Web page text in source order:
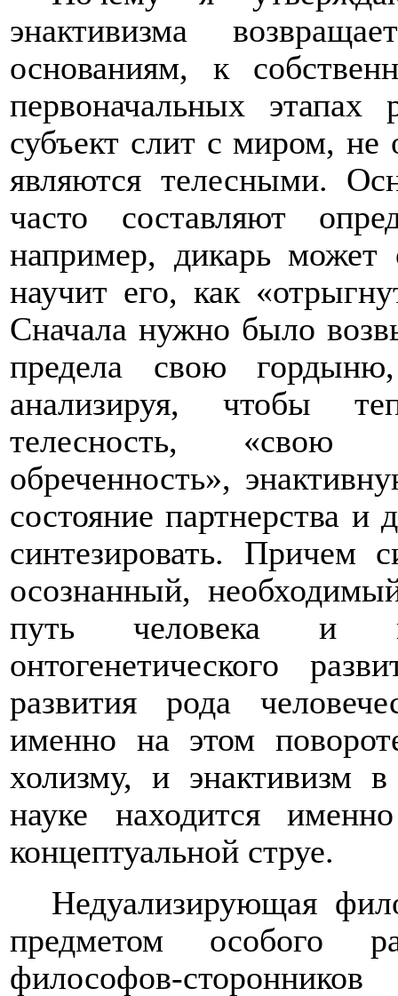
энактивизма
основаниям, к
первоначальных этапах
субъект слит с миром, не
являются телесными.
часто составляют
например, дикарь может
научит его, как
Сначала нужно было
предела свою
анализируя, чтобы
телесность, «свою
обреченность»,
состояние партнерства и
синтезировать. Причем
осознанный,
путь человека и в
онтогенетического
развития рода
именно на этом
холизму, и энактивизм
науке находится
концептуальной струе.
Недуализирующая
предметом особого
философов-